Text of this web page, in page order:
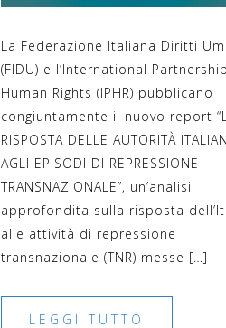
La Federazione Italiana Diritti
(FIDU) e l’International
Human Rights (IPHR) pubblicano
congiuntamente il nuovo report
RISPOSTA DELLE AUTORITÀ
AGLI EPISODI DI REPRESSIONE
TRANSNAZIONALE”, un’analisi
approfondita sulla risposta
alle attività di repressione
transnazionale (TNR) messe […]
LEGGI TUTTO